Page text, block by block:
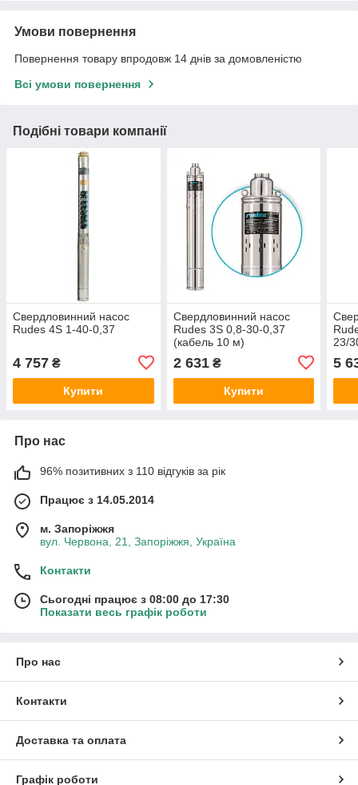
Умови повернення
Повернення товару впродовж 14 днів за домовленістю
Всі умови повернення
Подібні товари компанії
Свердловинний насос
Rudes 4S 1-40-0,37
4 757 ₴
Купити
Свердловинний насос
Rudes 3S 0,8-30-0,37
(кабель 10 м)
2 631₴
Купити
23/
5
Про нас
96% позитивних з 110 відгуків за рік
Працює з 14.05.2014
м. Запоріжжя
вул. Червона, 21, Запоріжжя, Україна
Контакти
Сьогодні працює з 08:00 до 17:30
Показати весь графік роботи
Про нас
Контакти
Доставка та оплата
Графік роботи